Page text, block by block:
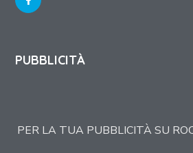
PUBBLICITÀ
PER LA TUA PUBBLICITÀ SU